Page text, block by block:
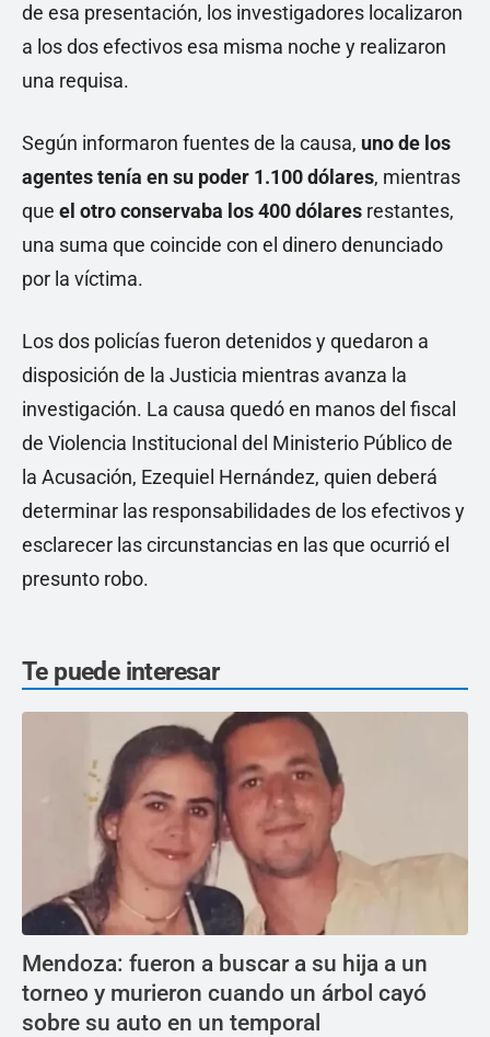
de esa presentación, los investigadores localizaron
a los dos efectivos esa misma noche y realizaron
una requisa.
Según informaron fuentes de la causa, uno de los
agentes tenía en su poder 1.100 dólares, mientras
que el otro conservaba los 400 dólares restantes,
una suma que coincide con el dinero denunciado
por la víctima.
Los dos policías fueron detenidos y quedaron a
disposición de la Justicia mientras avanza la
investigación. La causa quedó en manos del fiscal
de Violencia Institucional del Ministerio Público de
la Acusación, Ezequiel Hernández, quien deberá
determinar las responsabilidades de los efectivos y
esclarecer las circunstancias en las que ocurrió el
presunto robo.
Te puede interesar
Mendoza: fueron a buscar a su hija a un
torneo y murieron cuando un árbol cayó
sobre su auto en un temporal